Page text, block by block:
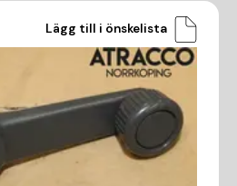
Lägg till i önskelista